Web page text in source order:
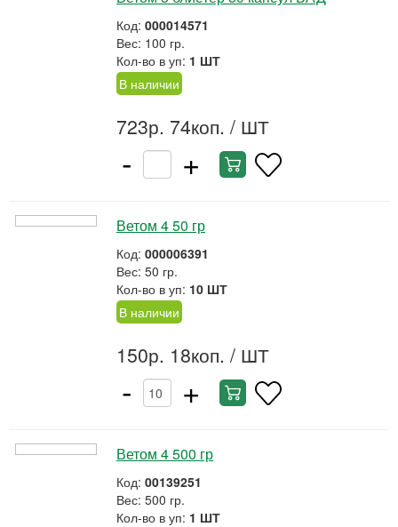
Код: 000014571
Вес: 100 гр.
Кол-во в уп: 1 ШТ
В наличии
723р. 74коп. / ШТ
- +
Ветом 4 50 гр
Код: 000006391
Вес: 50 гр.
Кол-во в уп: 10 ШТ
В наличии
150р. 18коп. / ШТ
- +
Ветом 4 500 гр
Код: 00139251
Вес: 500 гр.
Кол-во в уп: 1 ШТ